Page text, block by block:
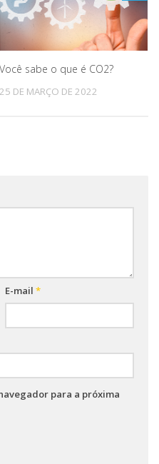
Você sabe o que é CO2?
25 DE MARÇO DE 2022
E-mail *
para a próxima